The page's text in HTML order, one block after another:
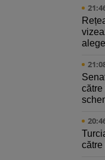
către
către